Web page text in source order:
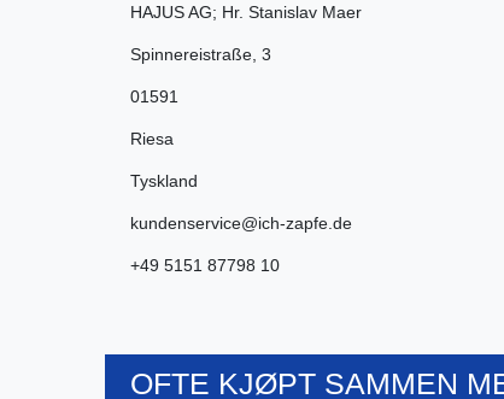
HAJUS AG; Hr. Stanislav Maer
Spinnereistraße 3
01591
Riesa
Tyskland
kundenservice@ich-zapfe.de
+49 5151 87798 10
OFTE KJØPT SAMMEN